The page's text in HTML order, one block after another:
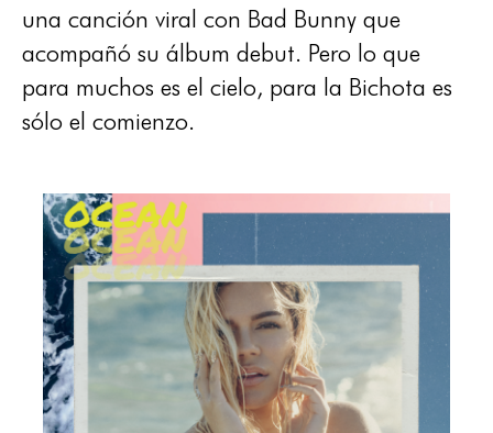
una canción viral con Bad Bunny que
acompañó su álbum debut. Pero lo que
para muchos es el cielo, para la Bichota es
sólo el comienzo.